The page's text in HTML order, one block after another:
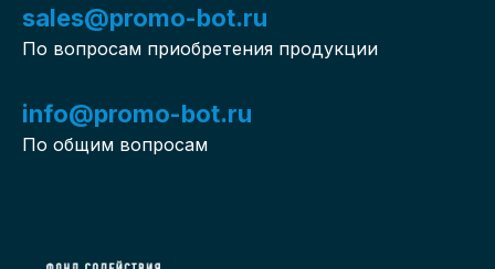
sales@promo-bot.ru
По вопросам приобретения продукции
info@promo-bot.ru
По общим вопросам